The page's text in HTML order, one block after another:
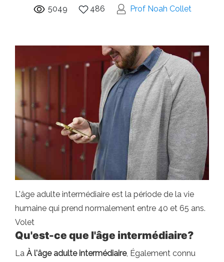
5049 486 Prof Noah Collet
L'âge adulte intermédiaire est la période de la vie
humaine qui prend normalement entre 40 et 65 ans.
Volet
Qu'est-ce que l'âge intermédiaire?
La À l'âge adulte intermédiaire, Également connu